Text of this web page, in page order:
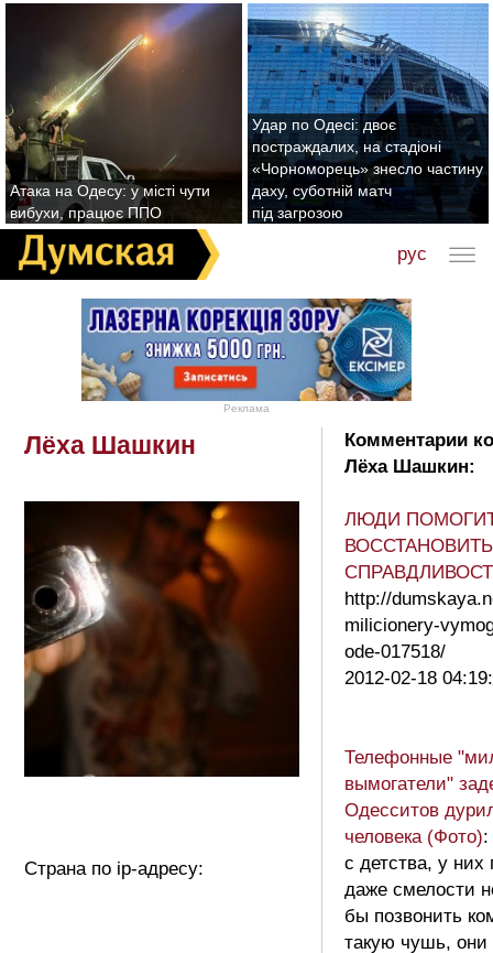
Атака на Одесу: у місті чути
вибухи, працює ППО
Удар по Одесі: двоє
постраждалих, на стадіоні
«Чорноморець» знесло частину
даху, суботній матч
під загрозою
рус
Реклама
Лёха Шашкин
Страна по ip-адресу:
Комментарии
Лёха Шашкин:
ЛЮДИ
ВОССТАНОВИТЬ
http://
milicionery-
ode-017518/
2012-02-18
Телефонные
вымогатели"
Одесситов
человека (Фото):
с детства, у них
даже смелости
бы позвонить
такую чушь, они